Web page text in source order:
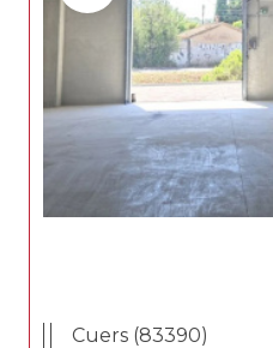
Cuers (83390)